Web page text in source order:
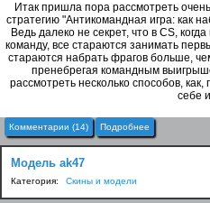
Итак пришла пора рассмотреть
стратегию "Антикомандная игра: как
Ведь далеко не секрет, что в CS,
команду, все стараются занимать
стараются набрать фрагов больше,
пренебрегая командным
рассмотреть несколько способов,
себе
Комментарии (14) Подробнее
Модель ak47
Категория: Скины и модели